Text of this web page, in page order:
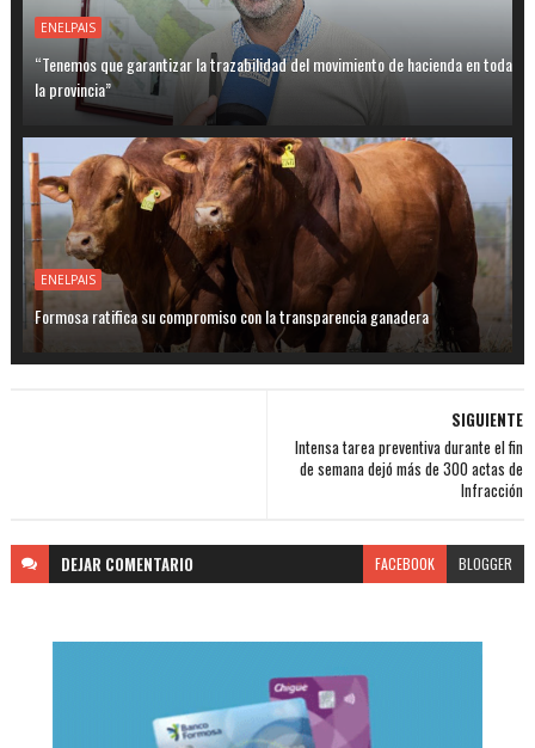
ENELPAIS
“Tenemos que garantizar la trazabilidad del movimiento de hacienda en toda
la provincia”
ENELPAIS
Formosa ratifica su compromiso con la transparencia ganadera
SIGUIENTE
Intensa tarea preventiva durante el fin
de semana dejó más de 300 actas de
Infracción
DEJAR COMENTARIO FACEBOOK BLOGGER